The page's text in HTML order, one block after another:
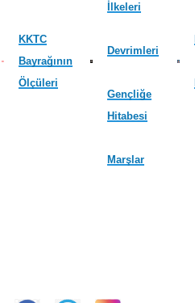
KKTC
Bayrağının
Ölçüleri
İlkeleri
Devrimleri
Gençliğe
Hitabesi
Marşlar